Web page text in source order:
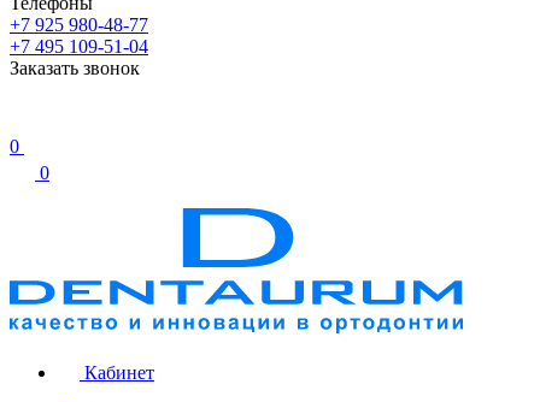
+7 925 980-48-77
+7 495 109-51-04
Заказать звонок
0
0
Кабинет